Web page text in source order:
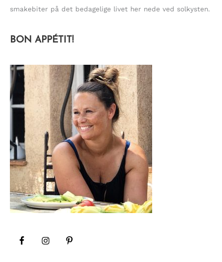
smakebiter på det bedagelige livet her nede ved solkysten.
BON APPÉTIT!